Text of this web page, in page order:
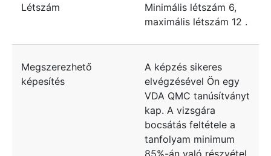
Létszám Minimális létszám 6,
maximális létszám 12 .
Megszerezhető
képesítés
A képzés sikeres
elvégzésével Ön egy
VDA QMC tanúsítványt
kap. A vizsgára
bocsátás feltétele a
tanfolyam minimum